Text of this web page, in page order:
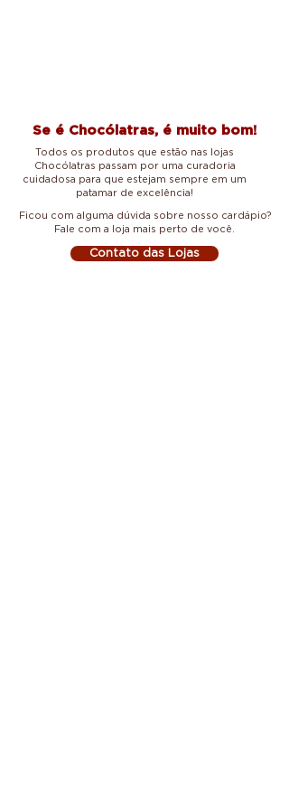
Se é Chocólatras, é muito bom!
Todos os produtos que estão nas lojas
Chocólatras passam por uma curadoria
cuidadosa para que estejam sempre em um
patamar de excelência!
Ficou com alguma dúvida sobre nosso cardápio?
Fale com a loja mais perto de você.
Contato das Lojas